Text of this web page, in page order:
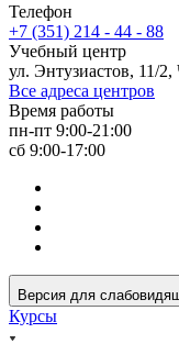
Телефон
+7 (351) 214 - 44 - 88
Учебный центр
ул. Энтузиастов, 11/
Все адреса центров
Время работы
пн-пт 9:00-21:00
сб 9:00-17:00
Версия для
Курсы